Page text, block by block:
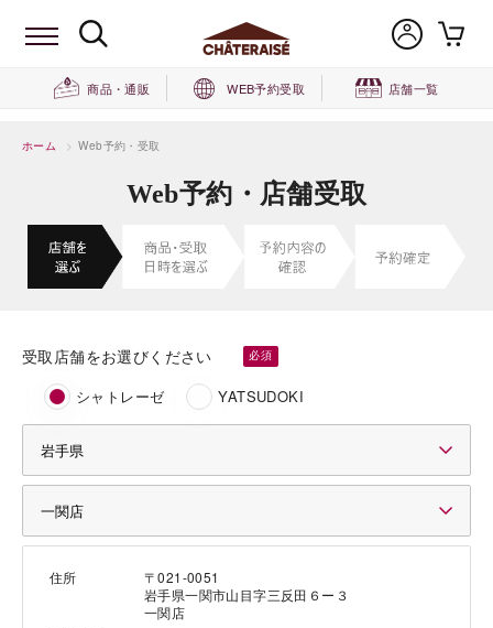
商品・通販 WEB予約受取 店舗一覧
ホーム > Web予約・受取
Web予約・店舗受取
受取店舗をお選びください
シャトレーゼ YATSUDOKI
住所
〒021-0051
岩手県一関市山目字三反田６ー３
一関店